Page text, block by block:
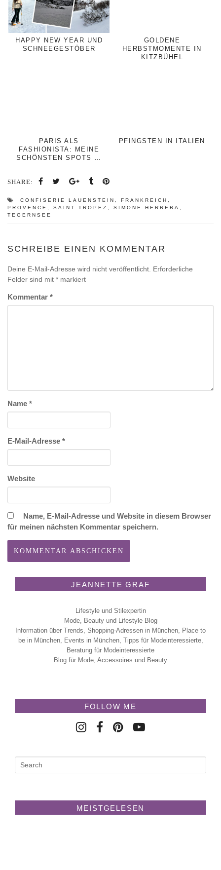
HAPPY NEW YEAR UND
SCHNEEGESTÖBER
GOLDENE
HERBSTMOMENTE IN
KITZBÜHEL
PARIS ALS
FASHIONISTA: MEINE
SCHÖNSTEN SPOTS …
PFINGSTEN IN ITALIEN
SHARE:
CONFISERIE LAUENSTEIN , FRANKREICH ,
PROVENCE , SAINT TROPEZ , SIMONE HERRERA ,
TEGERNSEE
SCHREIBE EINEN KOMMENTAR
Deine E-Mail-Adresse wird nicht veröffentlicht. Erforderliche
Felder sind mit * markiert
Kommentar *
Name *
E-Mail-Adresse *
Website
Name, E-Mail-Adresse und Website in diesem Browser
für meinen nächsten Kommentar speichern.
JEANNETTE GRAF
Lifestyle und Stilexpertin
Mode, Beauty und Lifestyle Blog
Information über Trends, Shopping-Adressen in München, Place to
be in München, Events in München, Tipps für Modeinteressierte,
Beratung für Modeinteressierte
Blog für Mode, Accessoires und Beauty
FOLLOW ME
MEISTGELESEN